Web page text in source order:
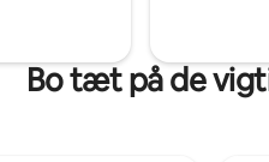
Bo tæt på de